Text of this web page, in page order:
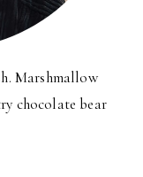
Marshmallow
chocolate bear